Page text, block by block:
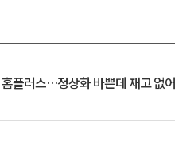
플러스…정상화 바쁜데 재고 없